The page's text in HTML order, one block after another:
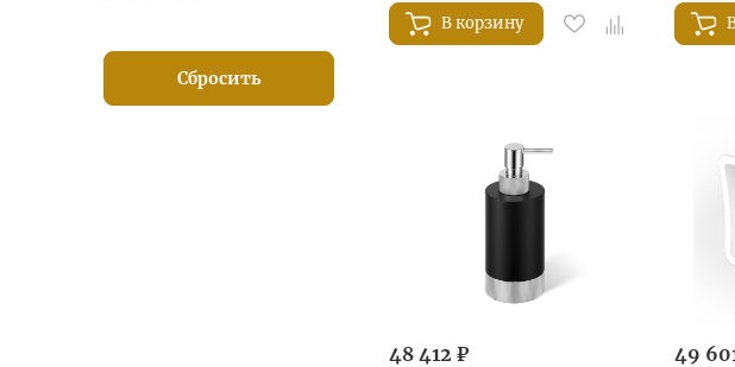
В корзину
48 412 ₽ 49
Stone (92)
Straight (6)
Сбросить